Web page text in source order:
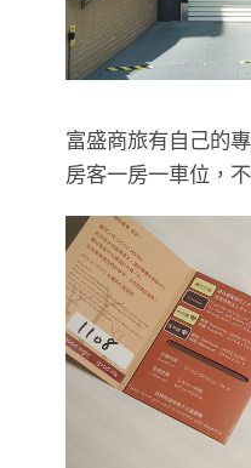
富盛商旅有自己的
房客一房一車位，